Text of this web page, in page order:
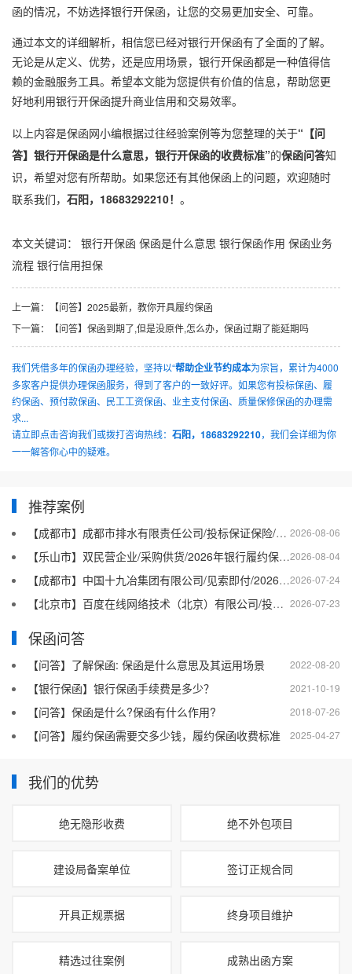
函的情况，不妨选择银行开保函，让您的交易更加安全、可靠。
通过本文的详细解析，相信您已经对银行开保函有了全面的了解。
无论是从定义、优势，还是应用场景，银行开保函都是一种值得信
赖的金融服务工具。希望本文能为您提供有价值的信息，帮助您更
好地利用银行开保函提升商业信用和交易效率。
以上内容是保函网小编根据过往经验案例等为您整理的关于“【问
答】银行开保函是什么意思，银行开保函的收费标准”的保函问答知
识，希望对您有所帮助。如果您还有其他保函上的问题，欢迎随时
联系我们， 石阳，18683292210！ 。
本文关键词： 银行开保函 保函是什么意思 银行保函作用 保函业务
流程 银行信用担保
上一篇：
【问答】2025最新，教你开具履约保函
下一篇：
【问答】保函到期了,但是没原件,怎么办，保函过期了能延期吗
我们凭借多年的保函办理经验，坚持以“帮助企业节约成本为宗旨，累计为4000
多家客户提供办理保函服务，得到了客户的一致好评。如果您有投标保函、履
约保函、预付款保函、民工工资保函、业主支付保函、质量保修保函的办理需
求...
请立即点击咨询我们或拨打咨询热线： 石阳，18683292210，我们会详细为你
一一解答你心中的疑难。
推荐案例
2026-08-06
【成都市】成都市排水有限责任公司/投标保证保险/2026银行投标保函十三
2026-08-04
【乐山市】双民营企业/采购供货/2026年银行履约保函四十二
2026-07-24
【成都市】中国十九冶集团有限公司/见索即付/2026年银行履约保函四十一
2026-07-23
【北京市】百度在线网络技术（北京）有限公司/投标保函/2026银行投标保函十二
保函问答
2022-08-20
【问答】了解保函: 保函是什么意思及其运用场景
2021-10-19
【银行保函】银行保函手续费是多少？
2018-07-26
【问答】保函是什么?保函有什么作用?
2025-04-27
【问答】履约保函需要交多少钱，履约保函收费标准
我们的优势
绝无隐形收费 绝不外包项目
建设局备案单位 签订正规合同
开具正规票据 终身项目维护
精选过往案例 成熟出函方案